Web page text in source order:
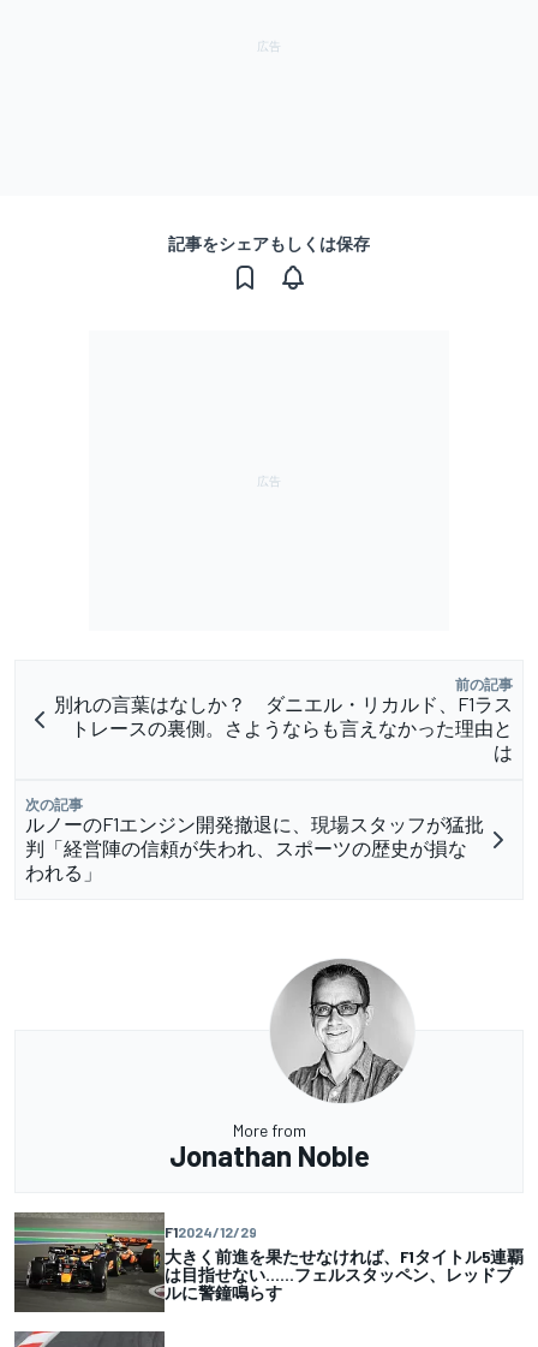
記事をシェアもしくは保存
前の記事
別れの言葉はなしか？ ダニエル・リカルド、F1ラス
トレースの裏側。さようならも言えなかった理由と
は
次の記事
ルノーのF1エンジン開発撤退に、現場スタッフが猛批
判「経営陣の信頼が失われ、スポーツの歴史が損な
われる」
More from
Jonathan Noble
F12024/12/29
大きく前進を果たせなければ、F1タイトル5連覇
は目指せない……フェルスタッペン、レッドブ
ルに警鐘鳴らす